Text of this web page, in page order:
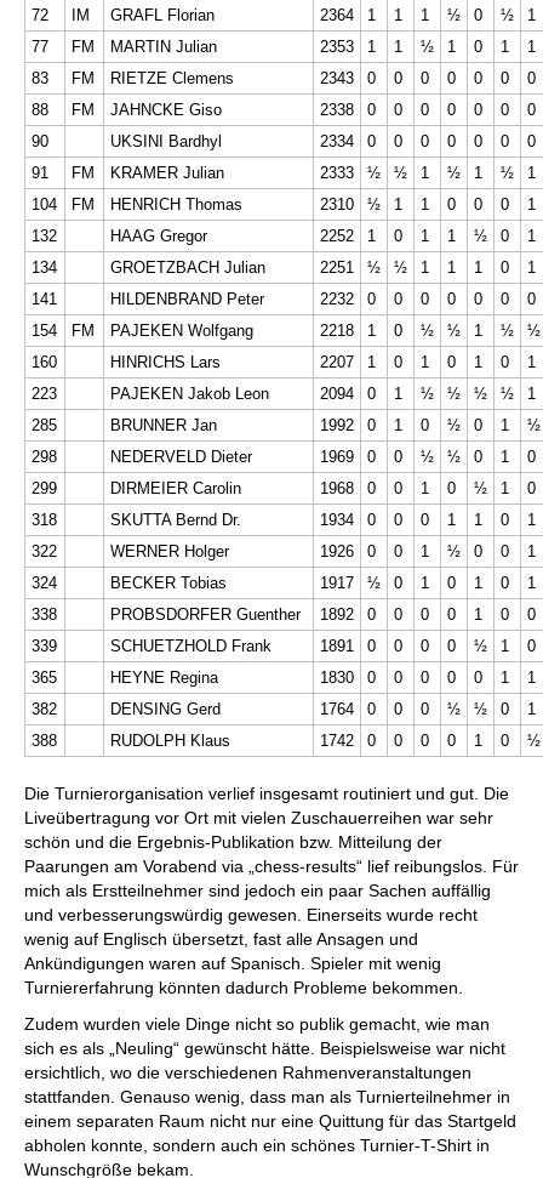
72 IM GRAFL Florian 2364 1 1 1 ½ 0 ½
1
77
FM MARTIN Julian 2353 1 1 ½ 1 0 1
1
83
FM RIETZE Clemens 2343 0 0 0 0 0 0
0
88
FM JAHNCKE Giso 2338 0 0 0 0 0 0
0
90
UKSINI Bardhyl 2334 0 0 0 0 0 0
0
91
FM KRAMER Julian 2333 ½ ½ 1 ½ 1 ½
1
104
FM HENRICH Thomas 2310 ½ 1 1 0 0 0
1
132
HAAG Gregor 2252 1 0 1 1 ½ 0
1
134
GROETZBACH Julian 2251 ½ ½ 1 1 1 0
1
141
HILDENBRAND Peter 2232 0 0 0 0 0 0
0
154
FM PAJEKEN Wolfgang 2218 1 0 ½ ½ 1 ½
½
160
HINRICHS Lars 2207 1 0 1 0 1 0
1
223
PAJEKEN Jakob Leon 2094 0 1 ½ ½ ½ ½
1
285
BRUNNER Jan 1992 0 1 0 ½ 0 1
½
298
NEDERVELD Dieter 1969 0 0 ½ ½ 0 1
0
299
DIRMEIER Carolin 1968 0 0 1 0 ½ 1
0
318
SKUTTA Bernd Dr. 1934 0 0 0 1 1 0
1
322
WERNER Holger 1926 0 0 1 ½ 0 0
1
324
BECKER Tobias 1917 ½ 0 1 0 1 0
1
338
PROBSDORFER Guenther 1892 0 0 0 0 1 0
0
339
SCHUETZHOLD Frank 1891 0 0 0 0 ½ 1
0
365
HEYNE Regina 1830 0 0 0 0 0 1
1
382
DENSING Gerd 1764 0 0 0 ½ ½ 0
1
388
RUDOLPH Klaus 1742 0 0 0 0 1 0 ½
Die Turnierorganisation verlief insgesamt routiniert und gut. Die
Liveübertragung vor Ort mit vielen Zuschauerreihen war sehr
schön und die Ergebnis-Publikation bzw. Mitteilung der
Paarungen am Vorabend via „chess-results“ lief reibungslos. Für
mich als Erstteilnehmer sind jedoch ein paar Sachen auffällig
und verbesserungswürdig gewesen. Einerseits wurde recht
wenig auf Englisch übersetzt, fast alle Ansagen und
Ankündigungen waren auf Spanisch. Spieler mit wenig
Turniererfahrung könnten dadurch Probleme bekommen.
Zudem wurden viele Dinge nicht so publik gemacht, wie man
sich es als „Neuling“ gewünscht hätte. Beispielsweise war nicht
ersichtlich, wo die verschiedenen Rahmenveranstaltungen
stattfanden. Genauso wenig, dass man als Turnierteilnehmer in
einem separaten Raum nicht nur eine Quittung für das Startgeld
abholen konnte, sondern auch ein schönes Turnier-T-Shirt in
Wunschgröße bekam.